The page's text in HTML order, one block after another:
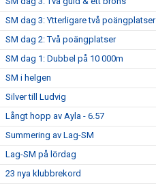
SM dag 3: Ytterligare två poängplatser
SM dag 2: Två poängplatser
SM dag 1: Dubbel på 10 000m
SM i helgen
Silver till Ludvig
Långt hopp av Ayla - 6.57
Summering av Lag-SM
Lag-SM på lördag
23 nya klubbrekord